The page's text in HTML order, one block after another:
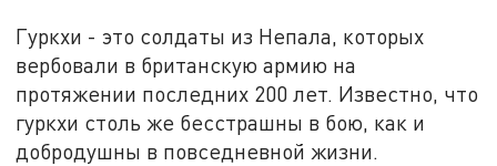
Гуркхи - это солдаты из Непала, которых
вербовали в британскую армию на
протяжении последних 200 лет. Известно, что
гуркхи столь же бесстрашны в бою, как и
добродушны в повседневной жизни.